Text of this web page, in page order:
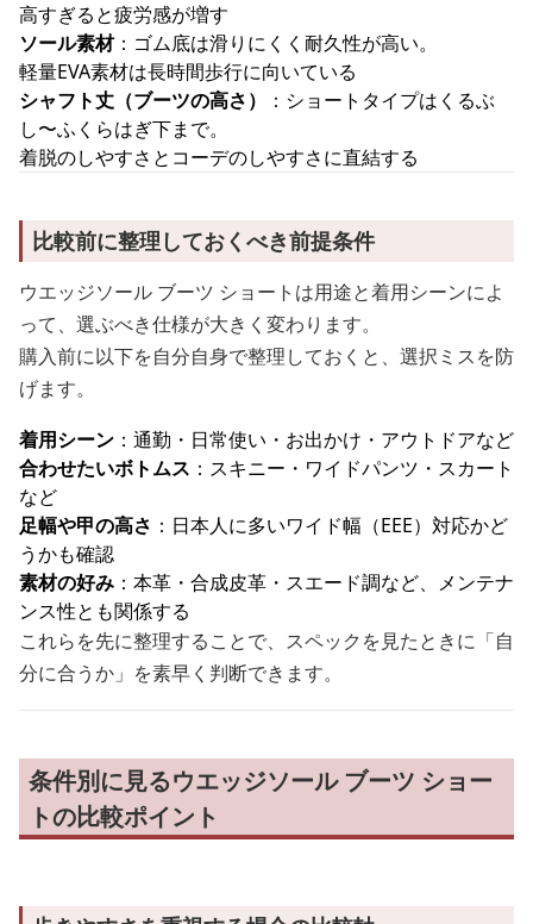
高すぎると疲労感が増す
ソール素材：ゴム底は滑りにくく耐久性が高い。
軽量EVA素材は長時間歩行に向いている
シャフト丈（ブーツの高さ）
：ショートタイプはくるぶ
し〜ふくらはぎ下まで。
着脱のしやすさとコーデのしやすさに直結する
比較前に整理しておくべき前提条件
ウエッジソール ブーツ ショートは用途と着用シーンによ
って、選ぶべき仕様が大きく変わります。
購入前に以下を自分自身で整理しておくと、選択ミスを防
げます。
着用シーン ：通勤・日常使い・お出かけ・アウトドアなど
合わせたいボトムス ：スキニー・ワイドパンツ・スカート
など
足幅や甲の高さ ：日本人に多いワイド幅（EEE）対応かど
うかも確認
素材の好み ：本革・合成皮革・スエード調など、メンテナ
ンス性とも関係する
これらを先に整理することで、スペックを見たときに「自
分に合うか」を素早く判断できます。
条件別に見るウエッジソール ブーツ ショー
トの比較ポイント